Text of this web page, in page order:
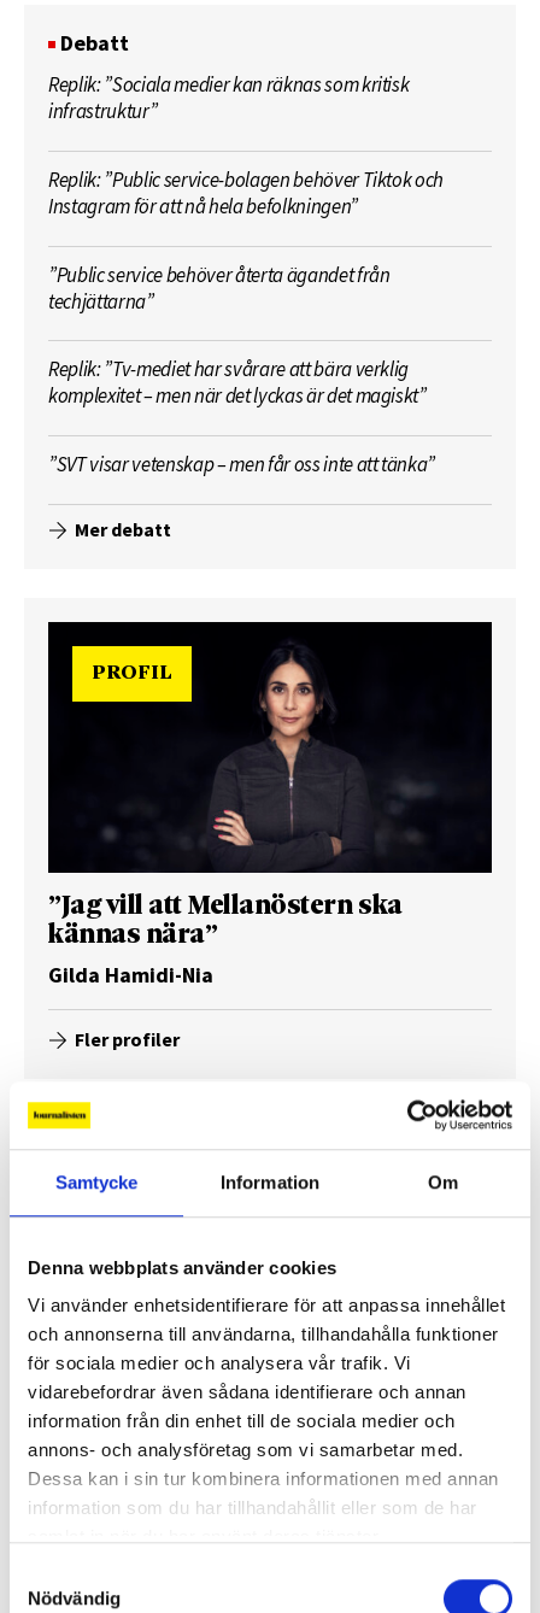
Samtycke Information Om
Denna webbplats använder cookies
Vi använder enhetsidentifierare för att anpassa innehållet
och annonserna till användarna, tillhandahålla funktioner
för sociala medier och analysera vår trafik. Vi
vidarebefordrar även sådana identifierare och annan
information från din enhet till de sociala medier och
annons- och analysföretag som vi samarbetar med.
Dessa kan i sin tur kombinera informationen med annan
information som du har tillhandahållit eller som de har
Nödvändig
Debatt
Replik: ”Sociala medier kan räknas som kritisk
infrastruktur”
Replik: ”Public service-bolagen behöver Tiktok och
Instagram för att nå hela befolkningen”
”Public service behöver återta ägandet från
techjättarna”
Replik: ”Tv-mediet har svårare att bära verklig
komplexitet – men när det lyckas är det magiskt”
”SVT visar vetenskap – men får oss inte att tänka”
Mer debatt
PROFIL
”Jag vill att Mellanöstern ska
kännas nära”
Gilda Hamidi-Nia
Fler profiler
Lönerna – redaktion för redaktion
Så mycket tjänar vi – och våra chefer